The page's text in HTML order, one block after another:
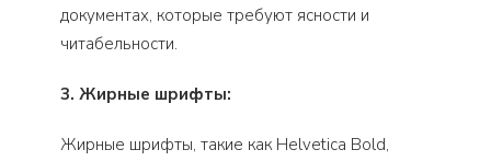
документах, которые требуют ясности и
читабельности.
3. Жирные шрифты:
Жирные шрифты, такие как Helvetica Bold,